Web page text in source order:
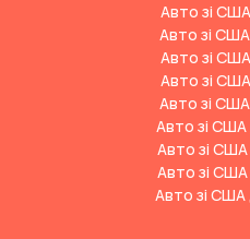
Авто зі
Авто зі
Авто зі
Авто зі
Авто зі
Авто зі
Авто зі
Авто зі
Авто зі